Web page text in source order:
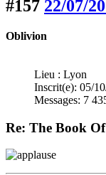
#157 22/07/
Oblivion
Lieu : Lyon
Inscrit(e): 05/
Messages: 7
Re: The Book